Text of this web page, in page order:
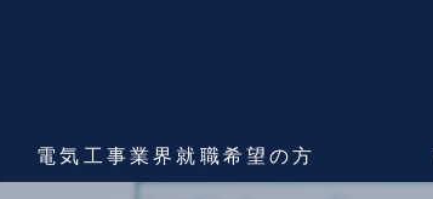
電気工事業界就職希望の方